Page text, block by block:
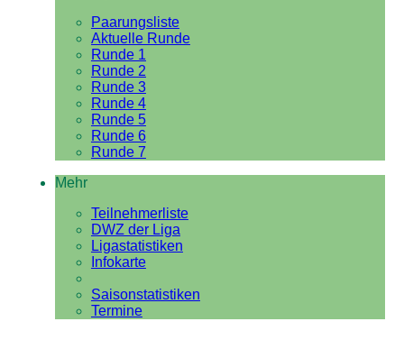
Paarungsliste
Aktuelle Runde
Runde 1
Runde 2
Runde 3
Runde 4
Runde 5
Runde 6
Runde 7
Mehr
Teilnehmerliste
DWZ der Liga
Ligastatistiken
Infokarte
Saisonstatistiken
Termine